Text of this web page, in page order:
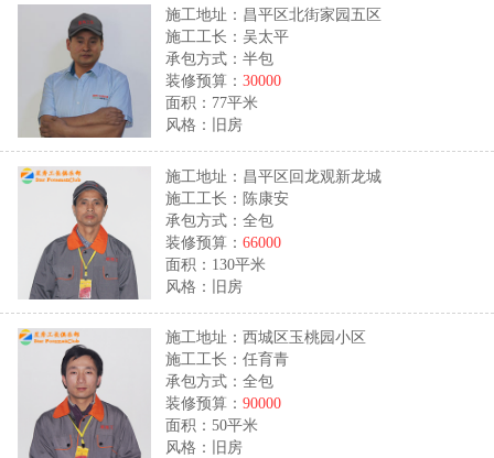
施工地址：昌平区北街家园五区
施工工长：吴太平
承包方式：半包
装修预算：30000
面积：77平米
风格：旧房
施工地址：昌平区回龙观新龙城
施工工长：陈康安
承包方式：全包
装修预算：66000
面积：130平米
风格：旧房
施工地址：西城区玉桃园小区
施工工长：任育青
承包方式：全包
装修预算：90000
面积：50平米
风格：旧房